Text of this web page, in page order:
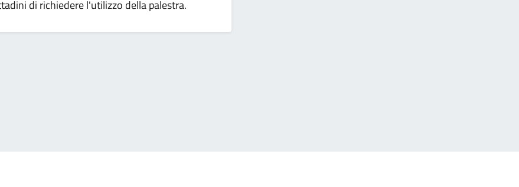
di richiedere l'utilizzo della palestra.